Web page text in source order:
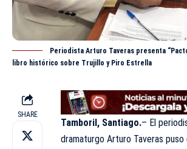
Periodista Arturo Taveras presenta
libro histórico sobre Trujillo y Piro Estrella
SHARE
Tamboril, Santiago.– El
dramaturgo Arturo Taveras puso